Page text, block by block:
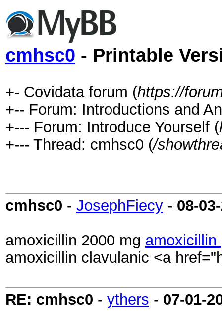
cmhsc0 - Printable
+- Covidata forum (https://
+-- Forum: Introductions and
+--- Forum: Introduce Yourself (
+--- Thread: cmhsc0 (/
cmhsc0 - JosephFiecy - 08-
amoxicillin 2000 mg amoxicillin
amoxicillin clavulanic <a
RE: cmhsc0 - ythers - 07-01-